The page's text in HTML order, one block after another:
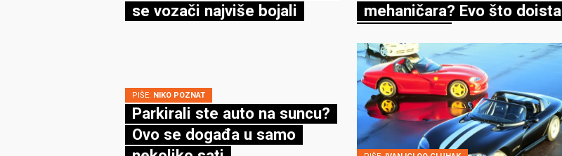
se vozači najviše bojali
mehaničara? Evo što doista
PIŠE: NIKO POZNAT
Parkirali ste auto na suncu?
Ovo se događa u samo